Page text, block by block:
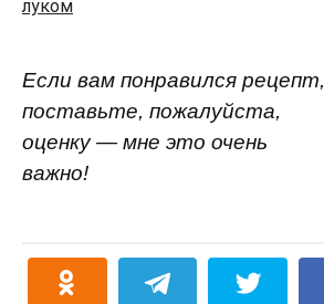
луком
Если вам понравился рецепт,
поставьте, пожалуйста,
оценку — мне это очень
важно!